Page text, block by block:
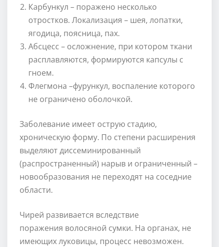
Карбункул – поражено несколько
отростков. Локализация – шея, лопатки,
ягодица, поясница, пах.
Абсцесс – осложнение, при котором ткани
расплавляются, формируются капсулы с
гноем.
Флегмона –фурункул, воспаление которого
не ограничено оболочкой.
Заболевание имеет острую стадию,
хроническую форму. По степени расширения
выделяют диссеминированный
(распространенный) нарыв и ограниченный –
новообразования не переходят на соседние
области.
Чирей развивается вследствие
поражения волосяной сумки. На органах, не
имеющих луковицы, процесс невозможен.